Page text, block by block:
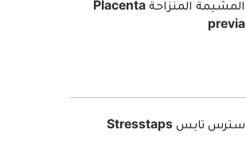
المشيمة المنزاحة Placenta
previa
سترس تابس Stresstaps